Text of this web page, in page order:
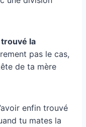
la
pas le cas,
de ta mère
enfin trouvé
tu mates la